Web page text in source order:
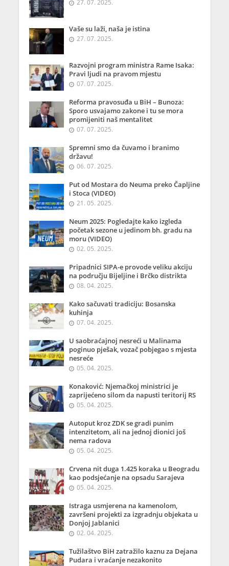
27. 07. 2025.
Vaše su laži, naša je istina
27. 07. 2025.
Razvojni program ministra Rame Isaka:
Pravi ljudi na pravom mjestu
07. 07. 2025.
Reforma pravosuđa u BiH – Bunoza:
Sporo usvajamo zakone i tu se mora
promijeniti naš mentalitet
07. 07. 2025.
Spremni smo da čuvamo i branimo
državu!
06. 07. 2025.
Put od Mostara do Neuma preko Čapljine
i Stoca (VIDEO)
21. 05. 2025.
Neum 2025: Pogledajte kako izgleda
početak sezone u jedinom bh. gradu na
moru (VIDEO)
02. 05. 2025.
Pripadnici SIPA-e provode veliku akciju
na području Bijeljine i Brčko distrikta
08. 04. 2025.
Kako sačuvati tradiciju: Bosanska
kuhinja
07. 04. 2025.
U saobraćajnoj nesreći u Malinama
poginuo pješak, vozač pobjegao s mjesta
nesreće
05. 04. 2025.
Konaković: Njemačkoj ministrici je
zaprijećeno silom da napusti teritorij RS
05. 04. 2025.
Autoput kroz ZDK se gradi punim
intenzitetom, ali na jednoj dionici još
nema radova
05. 04. 2025.
Crvena nit duga 1.425 koraka u Beogradu
kao podsjećanje na opsadu Sarajeva
05. 04. 2025.
Istraga usmjerena na kamenolom,
završeni projekti za izgradnju objekata u
Donjoj Jablanici
02. 04. 2025.
Tužilaštvo BiH zatražilo kaznu za Dejana
Pudara i vraćanje nezakonito